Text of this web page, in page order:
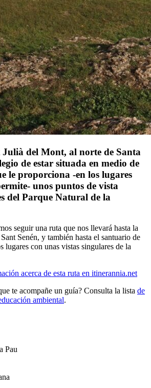
del Mont, al norte de Santa
de estar situada en medio de
le proporciona -en los lugares
unos puntos de vista
del Parque Natural de la
seguir una ruta que nos llevará hasta la
Senén, y también hasta el santuario de
lugares con unas vistas singulares de la
acerca de esta ruta en itinerannia.net
te acompañe un guía? Consulta la lista de
ambiental.
Pau